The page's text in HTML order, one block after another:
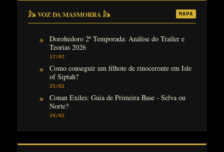
𓃦 VOZ DA MASMORRA 𓃦 MAPA
Dorohedoro 2ª Temporada: Análise do Trailer e
Teorias 2026
17/03
Como conseguir um filhote de rinoceronte em Isle
of Siptah?
25/02
Conan Exiles: Guia de Primeira Base - Selva ou
Norte?
24/02